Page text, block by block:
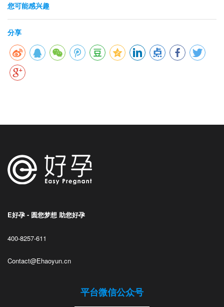
您可能感兴趣
分享
E好孕 - 圆您梦想 助您好孕
400-8257-611
Contact@Ehaoyun.cn
平台微信公众号